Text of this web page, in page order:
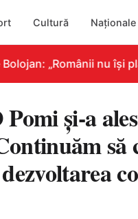
Cultură Naționale
„Românii nu își
și-a